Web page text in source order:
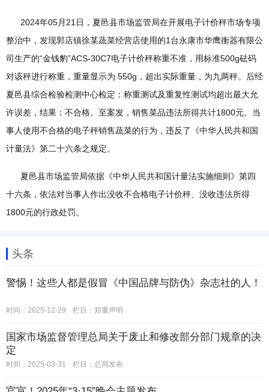
2024年05月21日，夏邑县市场监管局在开展电子计价秤市场专项
整治中，发现郭店镇徐某蔬菜经营店使用的1台永康市华鹰衡器有限公
司生产的“金钱豹”ACS-30C7电子计价秤称重不准，用标准500g砝码
对该秤进行称重，重量显示为 550g，超出实际重量，为九两秤。后经
夏邑县综合检验检测中心检定：称重测试及重复性测试均超出最大允
许误差，结果：不合格。至案发，销售菜品违法所得共计1800元。当
事人使用不合格的电子秤销售蔬菜的行为，违反了《中华人民共和国
计量法》第二十六条之规定。
夏邑县市场监管局依据《中华人民共和国计量法实施细则》第四
十六条，依法对当事人作出没收不合格电子计价秤、没收违法所得
1800元的行政处罚。
头条
警惕！这些人都是假冒《中国品牌与防伪》杂志社的人！
时间：2025-12-29 栏目： 郑重声明
国家市场监督管理总局关于废止和修改部分部门规章的决
定
时间：2025-03-31 栏目： 总局发布